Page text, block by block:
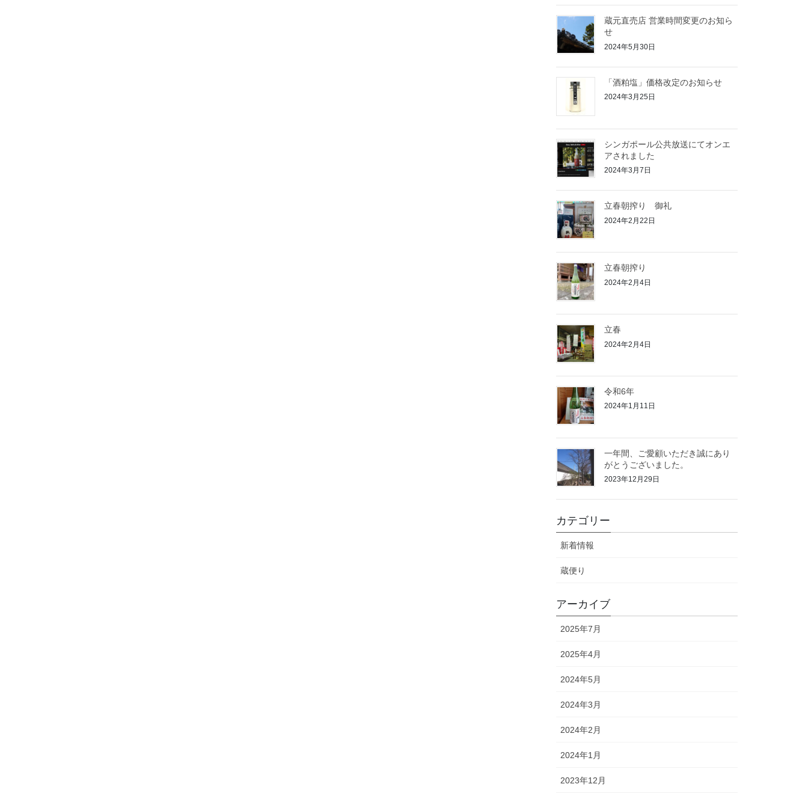
蔵元直売店 営業時間変更のお知ら
せ
2024年5月30日
「酒粕塩」価格改定のお知らせ
2024年3月25日
シンガポール公共放送にてオンエ
アされました
2024年3月7日
立春朝搾り 御礼
2024年2月22日
立春朝搾り
2024年2月4日
立春
2024年2月4日
令和6年
2024年1月11日
一年間、ご愛顧いただき誠にあり
がとうございました。
2023年12月29日
カテゴリー
新着情報
蔵便り
アーカイブ
2025年7月
2025年4月
2024年5月
2024年3月
2024年2月
2024年1月
2023年12月